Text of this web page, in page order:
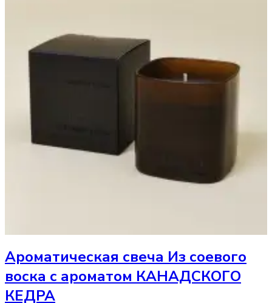
Ароматическая свеча Из соевого
воска с ароматом КАНАДСКОГО
КЕДРА